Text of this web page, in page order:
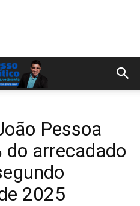
Pessoa
do arrecadado
2025